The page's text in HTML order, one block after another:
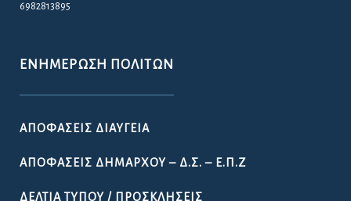
6982813895
ΕΝΗΜΈΡΩΣΗ ΠΟΛΙΤΏΝ
ΑΠΟΦΆΣΕΙΣ ΔΙΑΎΓΕΙΑ
ΑΠΟΦΆΣΕΙΣ ΔΗΜΆΡΧΟΥ – Δ.Σ. – Ε.Π.Ζ
ΔΕΛΤΊΑ ΤΎΠΟΥ / ΠΡΟΣΚΛΉΣΕΙΣ